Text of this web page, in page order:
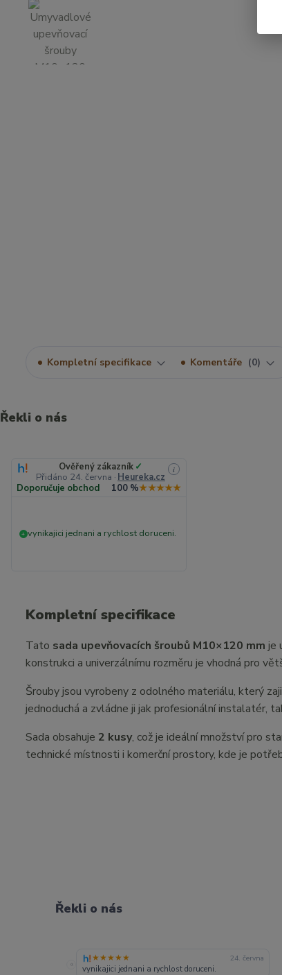
Kompletní specifikace Komentáře 0
Řekli o nás
Ověřený zákazník ✓
Přidáno 24. června · Heureka.cz
i
Doporučuje obchod 100 %★★★★★
+ vynikajici jednani a rychlost doruceni.
Kompletní specifikace
Tato sada upevňovacích šroubů M10×120 mm je
konstrukci a univerzálnímu rozměru je vhodná pro
Šrouby jsou vyrobeny z odolného materiálu, který
jednoduchá a zvládne ji jak profesionální instalatér,
Sada obsahuje 2 kusy, což je ideální množství pro
technické místnosti i komerční prostory, kde je
Řekli o nás
«
★★★★★ 24. června
vynikajici jednani a rychlost doruceni.